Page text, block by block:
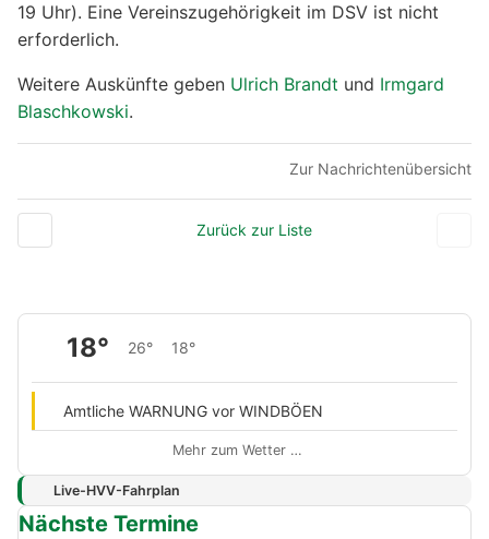
19 Uhr). Eine Vereinszugehörigkeit im DSV ist nicht
erforderlich.
Weitere Auskünfte geben Ulrich Brandt und Irmgard
Blaschkowski.
Zur Nachrichtenübersicht
Zurück zur Liste
18° 26° 18°
Amtliche WARNUNG vor WINDBÖEN
Mehr zum Wetter …
Live-HVV-Fahrplan
Nächste Termine